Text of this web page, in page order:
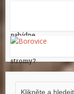
nabídne...
stromy?